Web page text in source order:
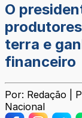
O
terra e
financeiro
Por: Redação |
Nacional